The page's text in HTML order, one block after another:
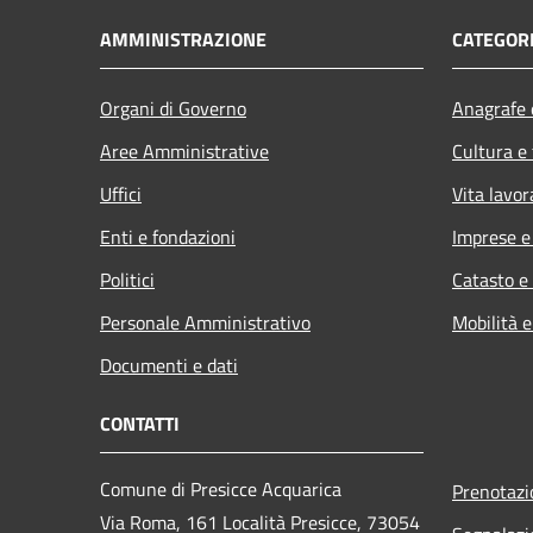
AMMINISTRAZIONE
Organi di Governo
Aree Amministrative
Uffici
Enti e fondazioni
Politici
Personale Amministrativo
Documenti e dati
Cultura
Vita
Imprese
Catasto
Mobilità
CONTATTI
Comune di Presicce Acquarica
Via Roma, 161 Località Presicce, 73054